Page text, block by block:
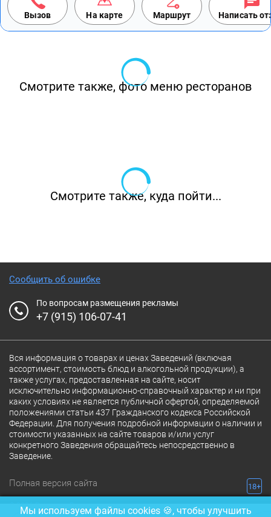
Вызов На карте Маршрут Написать
Смотрите также, фото меню ресторанов
Смотрите также, куда пойти...
Сообщить об ошибке
По вопросам размещения рекламы
+7 (915) 106-07-41
Вся информация о товарах и ценах Заведений (включая
ассортимент, стоимость блюд и алкогольной продукции), а
также услугах, предоставленная на сайте, носит
исключительно информационно-справочный характер и ни при
каких условиях не является публичной офертой, определяемой
положениями статьи 437 Гражданского кодекса Российской
Федерации. Для получения подробной информации о наличии и
стоимости указанных на сайте товаров и/или услуг
конкретного Заведения обращайтесь непосредственно в
Заведение.
Полная версия сайта 18+
© 2026 Ресторан.Ru
Мы используем файлы cookies 🍪, чтобы улучшить